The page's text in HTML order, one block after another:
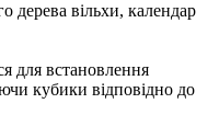
дерева вільхи, календар
для встановлення
кубики відповідно до